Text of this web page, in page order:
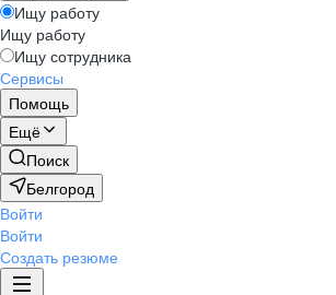
Ищу работу
Ищу работу
Ищу сотрудника
Сервисы
Помощь
Ещё
Поиск
Белгород
Войти
Войти
Создать резюме